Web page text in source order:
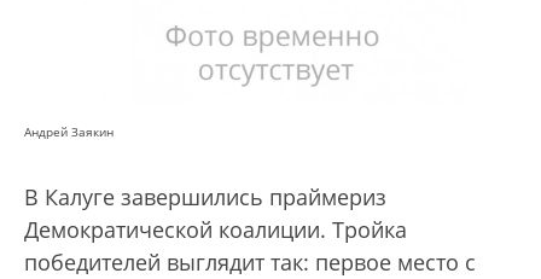
Андрей Заякин
В Калуге завершились праймериз
Демократической коалиции. Тройка
победителей выглядит так: первое место с